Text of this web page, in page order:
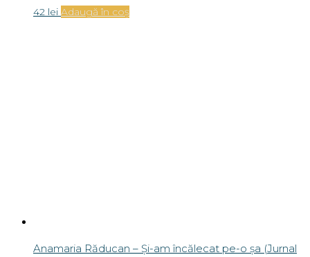
42 lei Adaugă în coș
Anamaria Răducan – Și-am încălecat pe-o șa (Jurnal